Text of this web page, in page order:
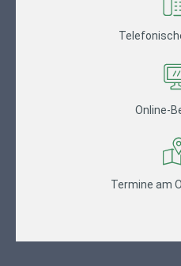
Online-
Termine am